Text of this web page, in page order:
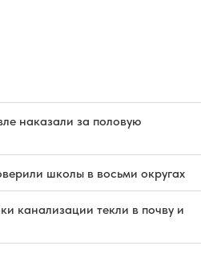
наказали за половую
школы в восьми округах
канализации текли в почву и